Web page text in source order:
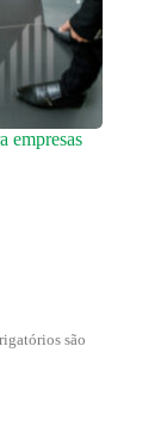
empresas
são